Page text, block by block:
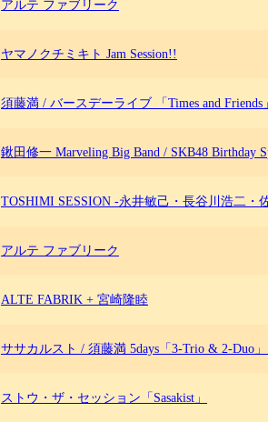
アルテ ファブリーク
ヤマノクチミキト Jam Session!!
須藤満 / バースデーライブ 「Times and Friends」
鍬田修一 Marveling Big Band / SKB48 Birthday
TOSHIMI SESSION -永井敏己・長谷川浩二・
アルテ ファブリーク
ALTE FABRIK + 宮崎隆睦
ササカルスト / 須藤満 5days「3-Trio & 2-Duo
ストウ・ザ・セッション「Sasakist」